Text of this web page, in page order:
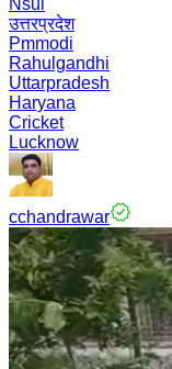
Nsui
उत्तरप्रदेश
Pmmodi
Rahulgandhi
Uttarpradesh
Haryana
Cricket
Lucknow
cchandrawar